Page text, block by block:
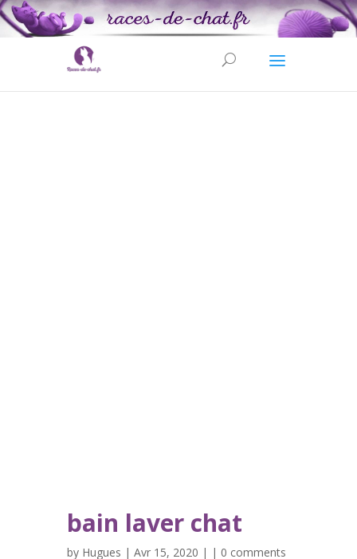
bain laver chat
by Hugues | Avr 15, 2020 | | 0 comments